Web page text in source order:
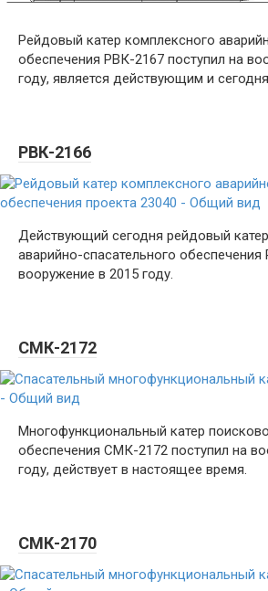
Рейдовый катер комплексного
обеспечения РВК-2167 поступил на
году, является действующим и
РВК-2166
Действующий сегодня рейдовый
аварийно-спасательного
вооружение в 2015 году.
СМК-2172
Многофункциональный катер
обеспечения СМК-2172 поступил на
году, действует в настоящее время.
СМК-2170